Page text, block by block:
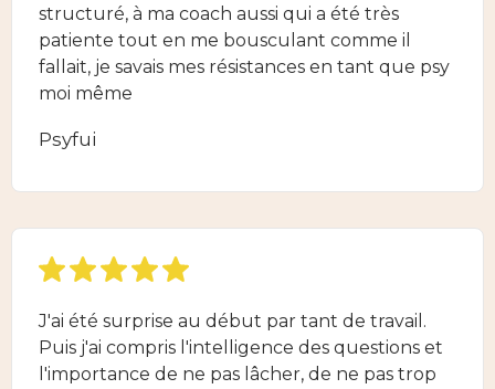
structuré, à ma coach aussi qui a été très
patiente tout en me bousculant comme il
fallait, je savais mes résistances en tant que psy
moi même
Psyfui
J'ai été surprise au début par tant de travail.
Puis j'ai compris l'intelligence des questions et
l'importance de ne pas lâcher, de ne pas trop